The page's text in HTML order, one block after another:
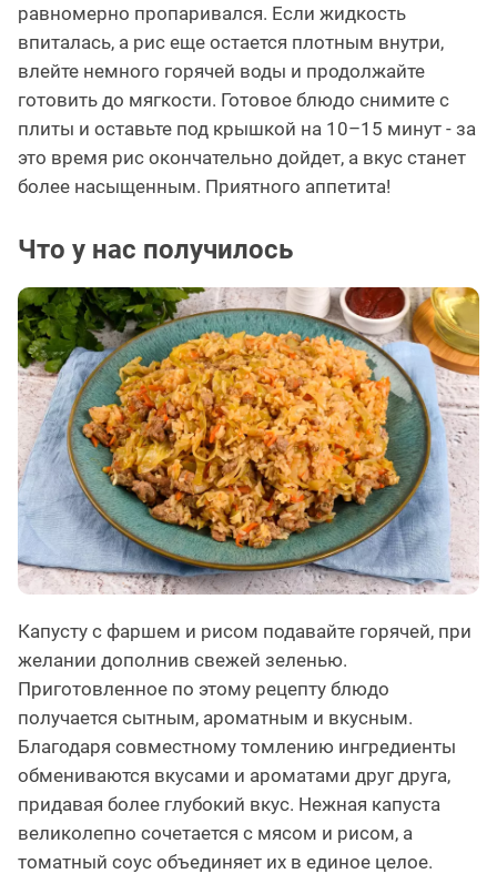
равномерно пропаривался. Если жидкость
впиталась, а рис еще остается плотным внутри,
влейте немного горячей воды и продолжайте
готовить до мягкости. Готовое блюдо снимите с
плиты и оставьте под крышкой на 10–15 минут - за
это время рис окончательно дойдет, а вкус станет
более насыщенным. Приятного аппетита!
Что у нас получилось
Капусту с фаршем и рисом подавайте горячей, при
желании дополнив свежей зеленью.
Приготовленное по этому рецепту блюдо
получается сытным, ароматным и вкусным.
Благодаря совместному томлению ингредиенты
обмениваются вкусами и ароматами друг друга,
придавая более глубокий вкус. Нежная капуста
великолепно сочетается с мясом и рисом, а
томатный соус объединяет их в единое целое.